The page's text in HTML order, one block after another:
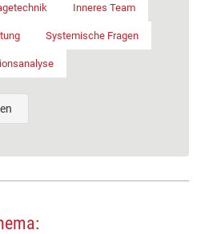
Inneres Team
Systemische Fragen